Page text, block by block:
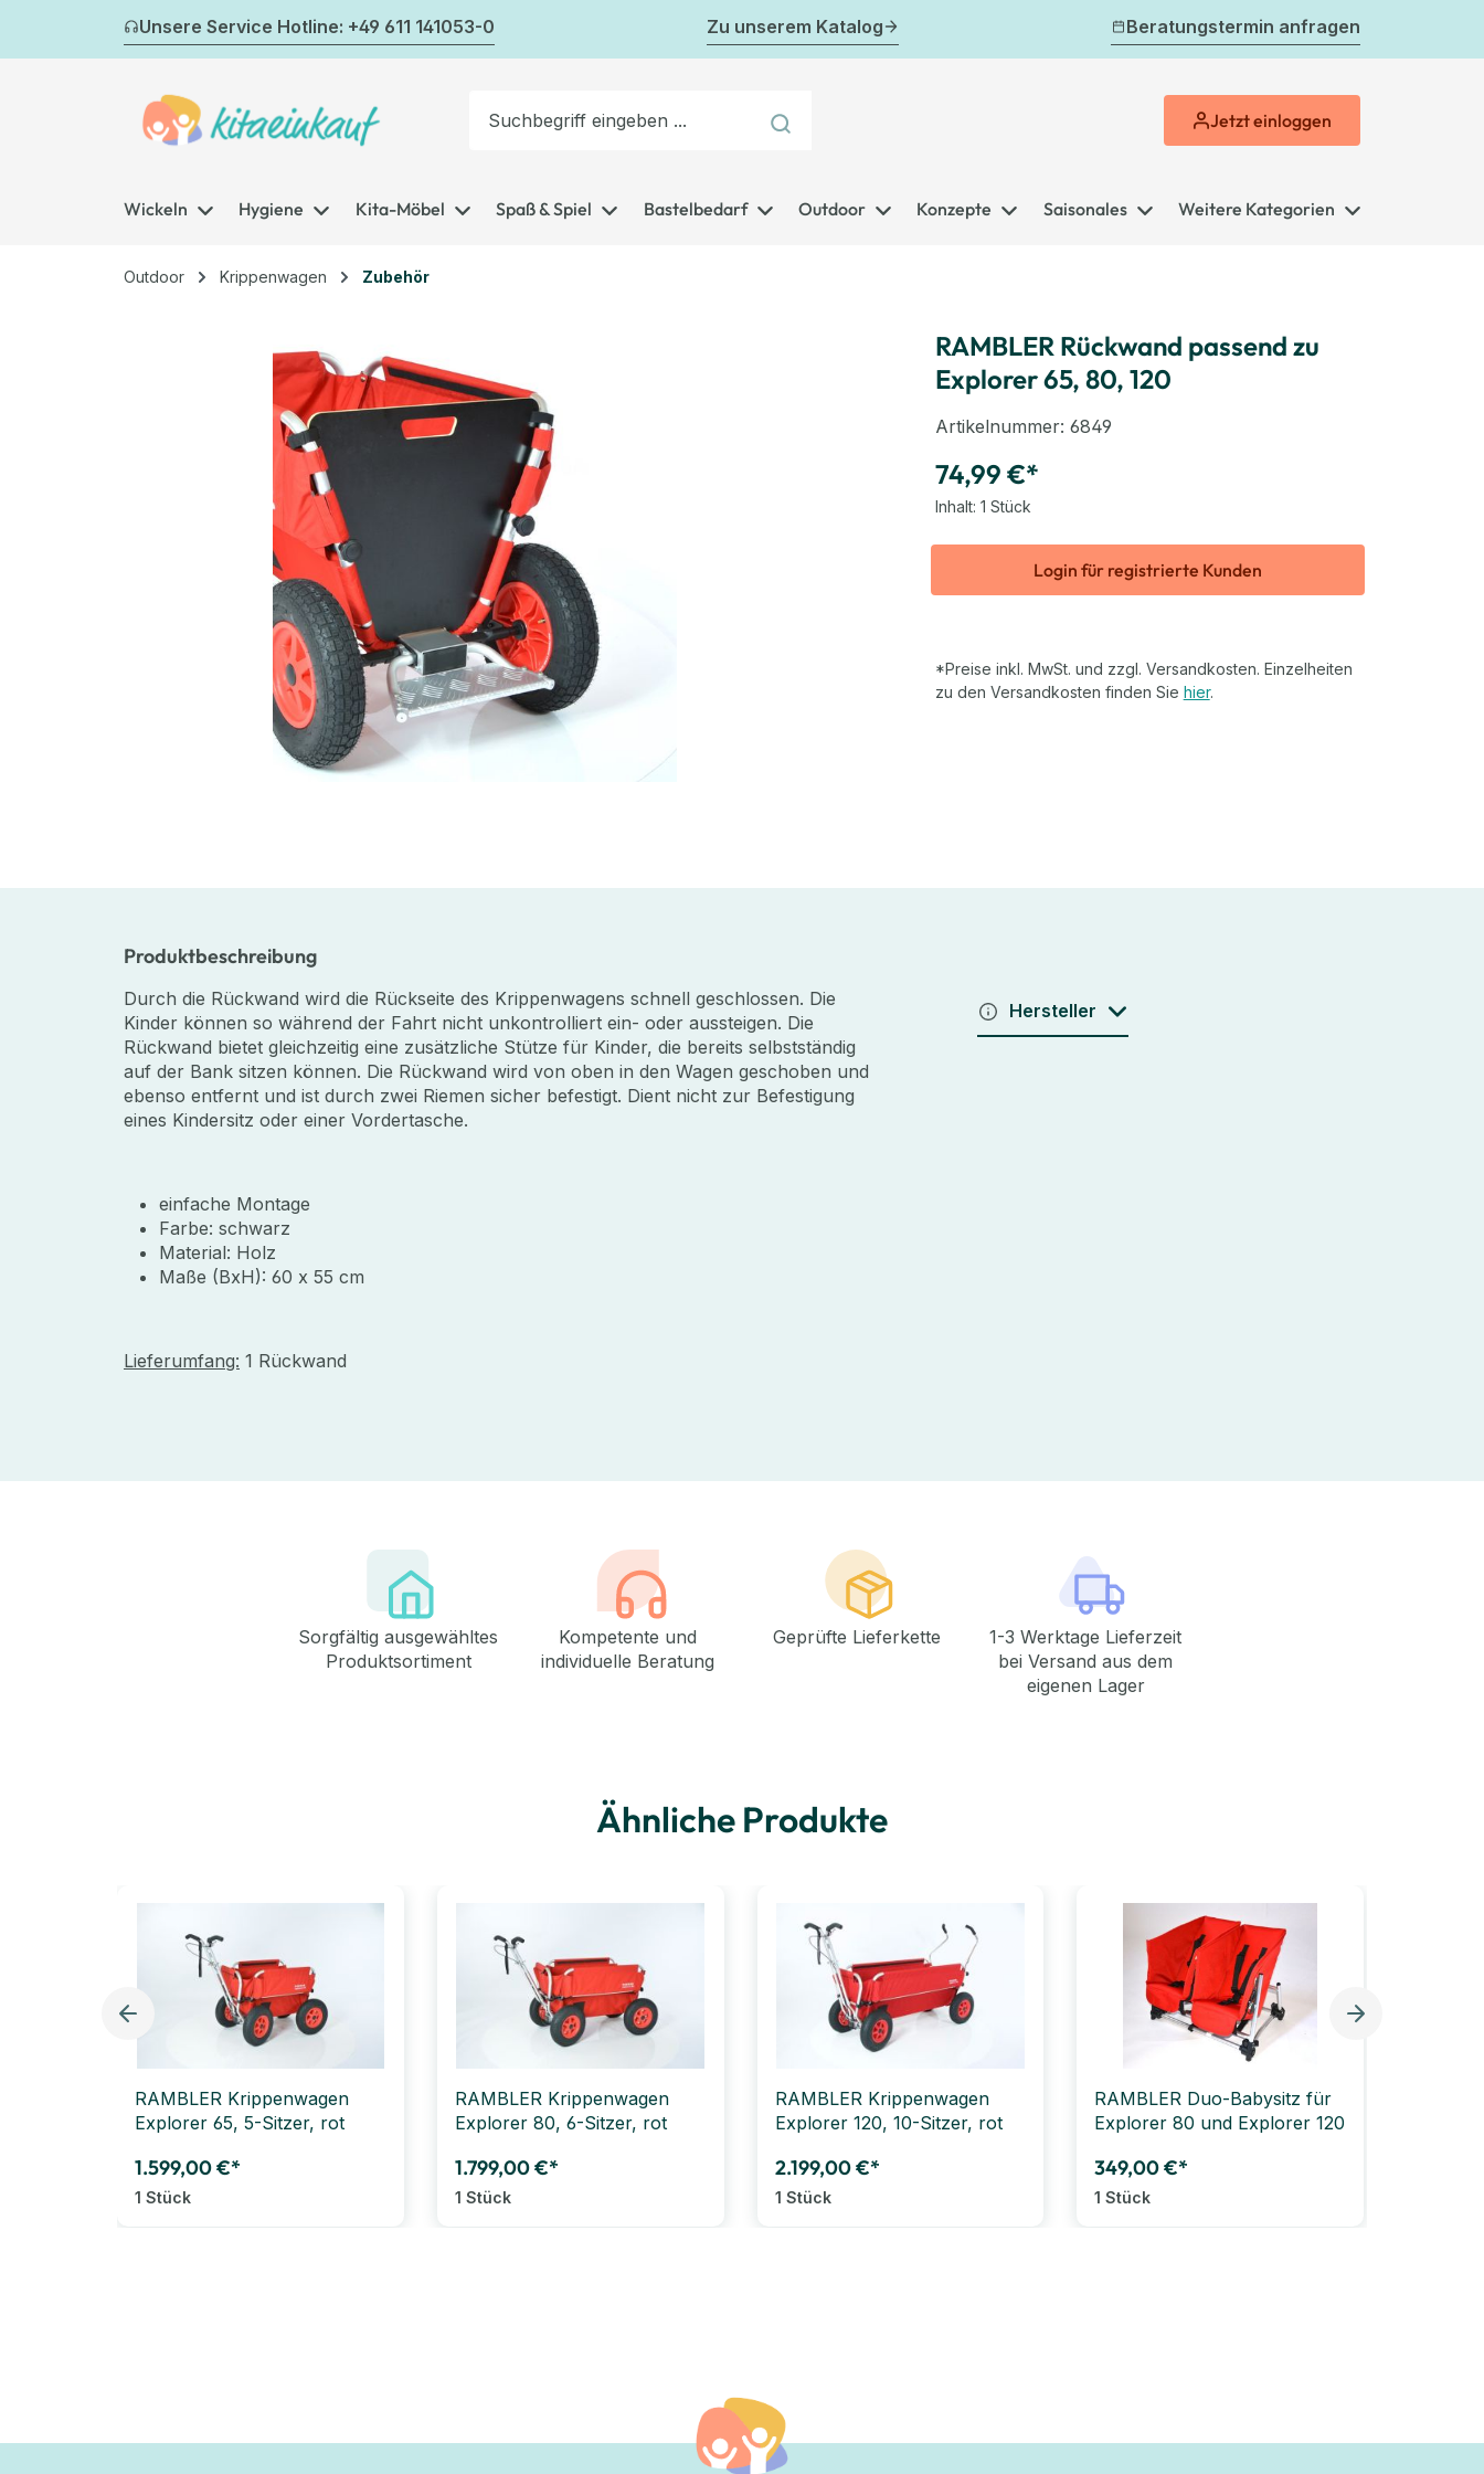
Hauptinhalt springen
Zur Suche springen
Zur Hauptnavigation springen
Unsere Service Hotline: +49 611 141053-0 Zu unserem Katalog Beratungstermin anfragen
Jetzteinloggen
Wickeln Hygiene Kita-Möbel Spaß & Spiel Bastelbedarf Outdoor Konzepte Saisonales Weitere Kategorien
Outdoor Krippenwagen Zubehör
RAMBLER Rückwand passend zu
Explorer 65, 80, 120
Artikelnummer: 6849
74,99 €*
Inhalt: 1 Stück
Login für registrierte Kunden
*Preise inkl. MwSt. und zzgl. Versandkosten. Einzelheiten
zu den Versandkosten finden Sie hier.
Produktbeschreibung
Durch die Rückwand wird die Rückseite des Krippenwagens schnell geschlossen. Die
Kinder können so während der Fahrt nicht unkontrolliert ein- oder aussteigen. Die
Rückwand bietet gleichzeitig eine zusätzliche Stütze für Kinder, die bereits selbstständig
auf der Bank sitzen können. Die Rückwand wird von oben in den Wagen geschoben und
ebenso entfernt und ist durch zwei Riemen sicher befestigt. Dient nicht zur Befestigung
eines Kindersitz oder einer Vordertasche.
einfache Montage
Farbe: schwarz
Material: Holz
Maße (BxH): 60 x 55 cm
Lieferumfang: 1 Rückwand
Hersteller
Sorgfältig ausgewähltes
Produktsortiment
Kompetente und
individuelle Beratung
Geprüfte Lieferkette
1-3 Werktage Lieferzeit
bei Versand aus dem
eigenen Lager
Ähnliche Produkte
RAMBLER Krippenwagen
Explorer 65, 5-Sitzer, rot
1.599,00 €*
1 Stück
RAMBLER Krippenwagen
Explorer 80, 6-Sitzer, rot
1.799,00 €*
1 Stück
RAMBLER Krippenwagen
Explorer 120, 10-Sitzer, rot
2.199,00 €*
1 Stück
RAMBLER Duo-Babysitz für
Explorer 80 und Explorer 120
349,00 €*
1 Stück